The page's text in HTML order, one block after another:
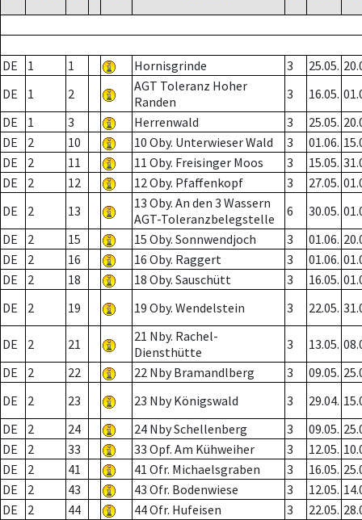
DE 1 1 Hornisgrinde 3 25.05.
DE
1 2
AGT Toleranz Hoher
Randen
3 16.05.
DE
1 3 Herrenwald 3 25.05.
DE
2 10 10 Oby. Unterwieser Wald 3 01.06.
DE
2 11 11 Oby. Freisinger Moos 3 15.05.
DE
2 12 12 Oby. Pfaffenkopf 3 27.05.
DE
2 13
13 Oby. An den 3 Wassern
AGT-Toleranzbelegstelle
6 30.05.
DE
2 15 15 Oby. Sonnwendjoch 3 01.06.
DE
2 16 16 Oby. Raggert 3 01.06.
DE
2 18 18 Oby. Sauschütt 3 16.05.
DE
2 19 19 Oby. Wendelstein 3 22.05.
DE 2 21
21 Nby. Rachel-
Diensthütte
3 13.05.
DE
2 22 22 Nby Bramandlberg 3 09.05.
DE
2 23 23 Nby Königswald 3 29.04.
DE
2 24 24 Nby Schellenberg 3 09.05.
DE
2 33 33 Opf. Am Kühweiher 3 12.05.
DE
2 41 41 Ofr. Michaelsgraben 3 16.05.
DE
2 43 43 Ofr. Bodenwiese 3 12.05.
DE
2 44 44 Ofr. Hufeisen 3 22.05.